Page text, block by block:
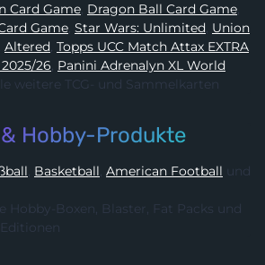
Digimon Card Game, Dragon Ball Card Game,
Card Game, Star Wars: Unlimited, Union
Altered, Topps UCC Match Attax EXTRA
26, Panini Adrenalyn XL World
weitere TCG- und Sammelkarten
Hobby-Produkte
, Basketball, American Football und